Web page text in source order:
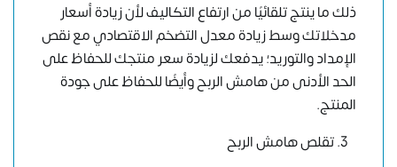
ذلك ما ينتج تلقائيًا من ارتفاع التكاليف لأن زيادة أسعار
مدخلاتك وسط زيادة معدل التضخم الاقتصادي مع نقص
الإمداد والتوريد؛ يدفعك لزيادة سعر منتجك للحفاظ على
الحد الأدنى من هامش الربح وأيضًا للحفاظ على جودة
المنتج.
تقلص هامش الربح